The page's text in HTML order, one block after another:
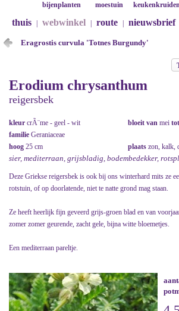
bijenplanten moestuin
thuis webwinkel route nieuwsbrief
Eragrostis curvula 'Totnes Burgundy'
Erodium chrysanthum
reigersbek
kleur crÃ¨me - geel - wit bloeit van mei tot
familie Geraniaceae
hoog 25 cm plaats zon, kalk,
sier, mediterraan, grijsbladig, bodembedekker,
Deze Griekse reigersbek is ook bij ons winterhard mits ze
rotstuin, of op doorlatende, niet te natte grond mag staan.
Ze heeft heerlijk fijn geveerd grijs-groen blad en van
zomer zomer geurende, zacht gele, bijna witte bloemetjes.
Een mediterraan pareltje.